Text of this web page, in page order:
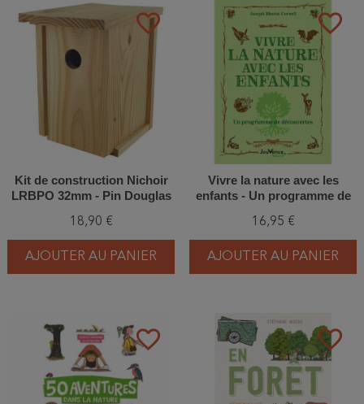
favorite_border
Kit de construction Nichoir
LRBPO 32mm - Pin Douglas
18,90 €
AJOUTER AU PANIER
favorite_border
Vivre la nature avec les
enfants - Un programme de
16,95 €
AJOUTER AU PANIER
favorite_border favorite_border